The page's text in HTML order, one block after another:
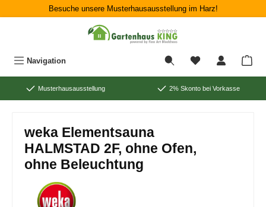
Zum Hauptinhalt springenBesuche unsere Musterhausausstellung im Harz!
Navigation
Musterhausausstellung 2% Skonto bei Vorkasse
weka Elementsauna
HALMSTAD 2F, ohne Ofen,
ohne Beleuchtung